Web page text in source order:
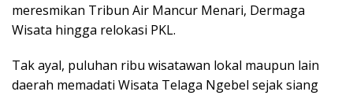
meresmikan Tribun Air Mancur Menari, Dermaga
Wisata hingga relokasi PKL.
Tak ayal, puluhan ribu wisatawan lokal maupun lain
daerah memadati Wisata Telaga Ngebel sejak siang